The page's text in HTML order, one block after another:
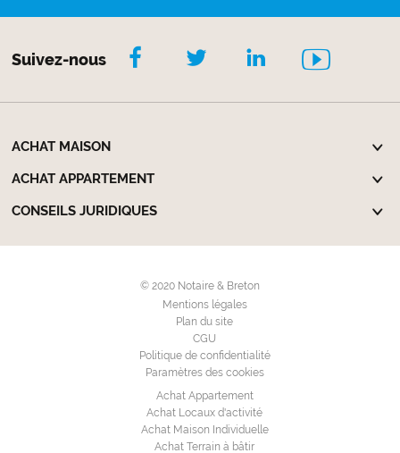
Suivez-nous
ACHAT MAISON
ACHAT APPARTEMENT
CONSEILS JURIDIQUES
© 2020 Notaire & Breton
Mentions légales
Plan du site
CGU
Politique de confidentialité
Paramètres des cookies
Achat Appartement
Achat Locaux d'activité
Achat Maison Individuelle
Achat Terrain à bâtir